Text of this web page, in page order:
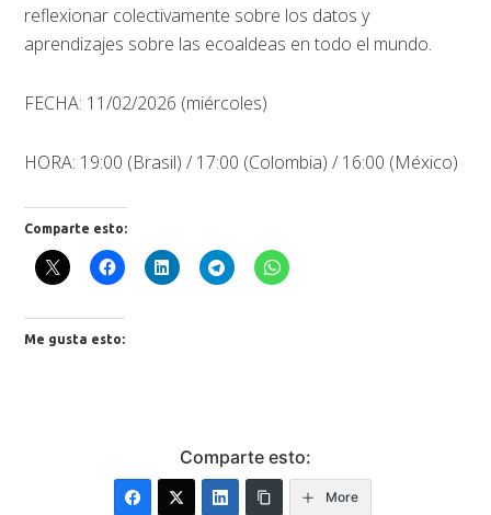
reflexionar colectivamente sobre los datos y
aprendizajes sobre las ecoaldeas en todo el mundo.
FECHA: 11/02/2026 (miércoles)
HORA: 19:00 (Brasil) / 17:00 (Colombia) / 16:00 (México)
Comparte esto:
Me gusta esto:
Comparte esto:
More